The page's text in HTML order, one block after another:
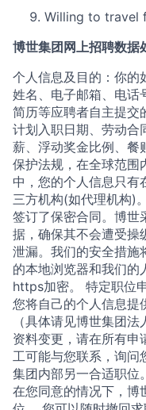
Willing to travel
博世集团网上招聘数据
个人信息及目的：你的
姓名、电子邮箱、电话
简历等应聘者自主提交
计划入职日期、劳动合
薪、浮动奖金比例、餐
保护法规，在全球范围
中，您的个人信息只有
三方机构(如代理机构)
签订了保密合同。博世
据，确保其不会遭受操
泄漏。我们的安全措施
的本地浏览器和我们的
https加密。 特定职位
您将自己的个人信息提
（具体请见博世集团
资料变更，请在所有申
工可能与您联系，询问
集团内部另一合适职位
在您同意的情况下，博